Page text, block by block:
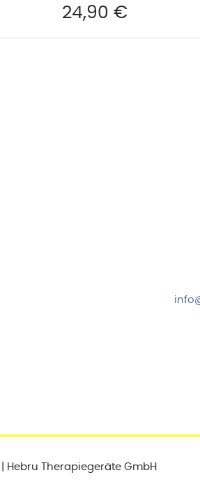
24,90€
Hebru Therapiegeräte GmbH